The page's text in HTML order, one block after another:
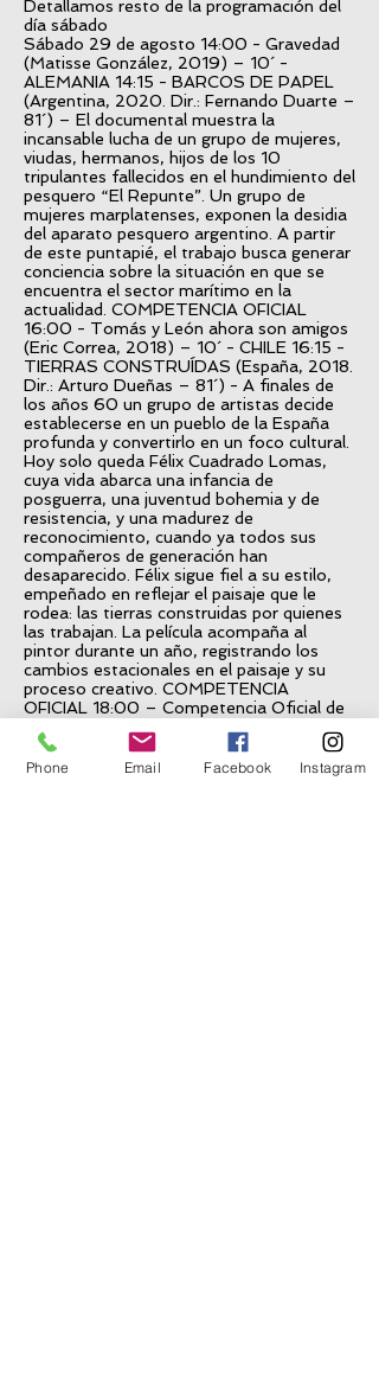
Detallamos resto de la programación del
día sábado
Sábado 29 de agosto 14:00 - Gravedad
(Matisse González, 2019) – 10´ -
ALEMANIA 14:15 - BARCOS DE PAPEL
(Argentina, 2020. Dir.: Fernando Duarte –
81´) – El documental muestra la
incansable lucha de un grupo de mujeres,
viudas, hermanos, hijos de los 10
tripulantes fallecidos en el hundimiento del
pesquero “El Repunte”. Un grupo de
mujeres marplatenses, exponen la desidia
del aparato pesquero argentino. A partir
de este puntapié, el trabajo busca generar
conciencia sobre la situación en que se
encuentra el sector marítimo en la
actualidad. COMPETENCIA OFICIAL
16:00 - Tomás y León ahora son amigos
(Eric Correa, 2018) – 10´ - CHILE 16:15 -
TIERRAS CONSTRUÍDAS (España, 2018.
Dir.: Arturo Dueñas – 81´) - A finales de
los años 60 un grupo de artistas decide
establecerse en un pueblo de la España
profunda y convertirlo en un foco cultural.
Hoy solo queda Félix Cuadrado Lomas,
cuya vida abarca una infancia de
posguerra, una juventud bohemia y de
resistencia, y una madurez de
reconocimiento, cuando ya todos sus
compañeros de generación han
desaparecido. Félix sigue fiel a su estilo,
empeñado en reflejar el paisaje que le
rodea: las tierras construidas por quienes
las trabajan. La película acompaña al
pintor durante un año, registrando los
cambios estacionales en el paisaje y su
proceso creativo. COMPETENCIA
OFICIAL 18:00 – Competencia Oficial de
Anagnórosis (La promesa) – Arturo
Dueñas, 2020 – 14´ - ESPAÑA De
Phone Email Facebook Instagram